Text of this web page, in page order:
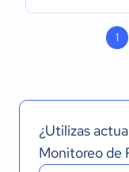
1
¿Utilizas
Monitoreo de